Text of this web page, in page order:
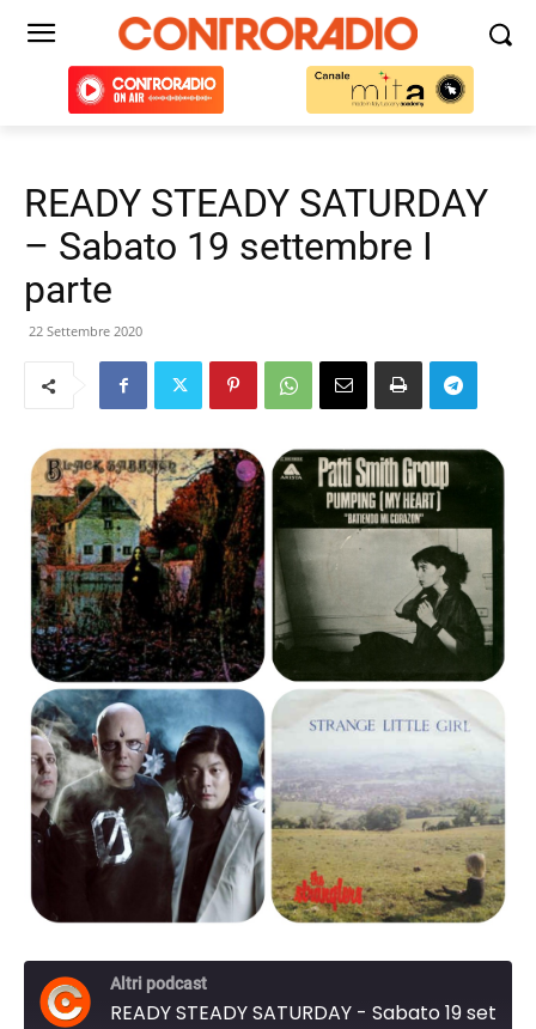
READY STEADY SATURDAY
– Sabato 19 settembre I
parte
22 Settembre 2020
Altri podcast